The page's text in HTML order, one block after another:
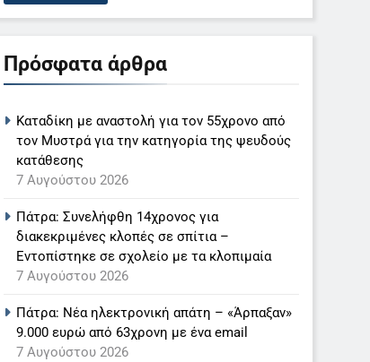
Πρόσφατα άρθρα
Καταδίκη με αναστολή για τον 55χρονο από
τον Μυστρά για την κατηγορία της ψευδούς
κατάθεσης
7 Αυγούστου 2026
Πάτρα: Συνελήφθη 14χρονος για
διακεκριμένες κλοπές σε σπίτια –
Εντοπίστηκε σε σχολείο με τα κλοπιμαία
7 Αυγούστου 2026
Πάτρα: Νέα ηλεκτρονική απάτη – «Άρπαξαν»
9.000 ευρώ από 63χρονη με ένα email
7 Αυγούστου 2026